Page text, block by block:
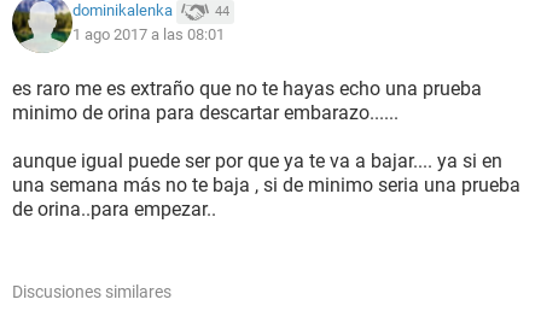
dominikalenka 44
1 ago 2017 a las 08:01
es raro me es extraño que no te hayas echo una prueba
minimo de orina para descartar embarazo......
aunque igual puede ser por que ya te va a bajar.... ya si en
una semana más no te baja , si de minimo seria una prueba
de orina..para empezar..
Discusiones similares